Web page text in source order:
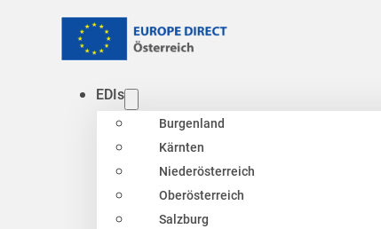
EDIs
Burgenland
Kärnten
Niederösterreich
Oberösterreich
Salzburg